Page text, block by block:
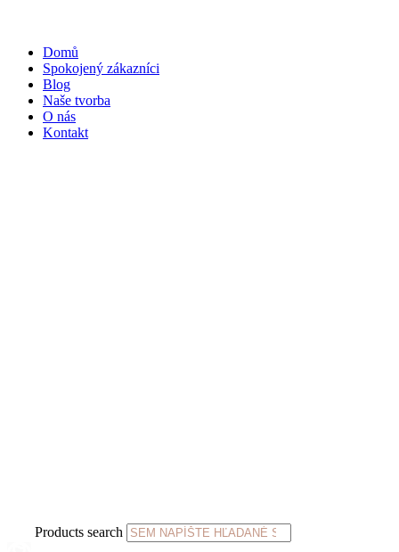
Domů
Spokojený zákazníci
Blog
Naše tvorba
O nás
Kontakt
Products search